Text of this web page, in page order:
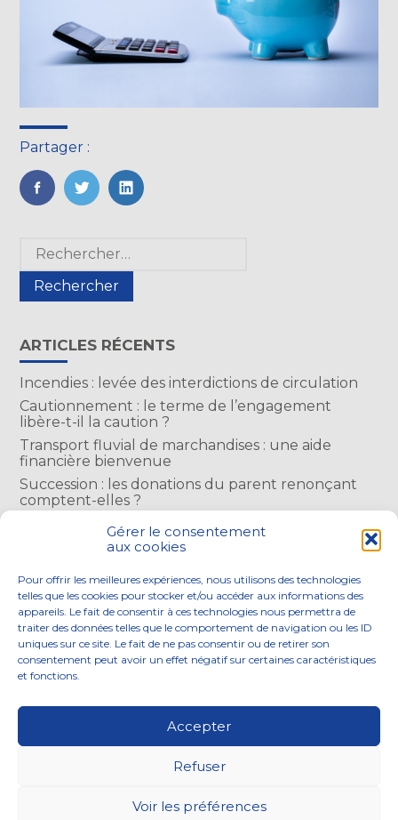
Gérer le consentement
aux cookies
Pour offrir les meilleures expériences, nous utilisons des technologies
telles que les cookies pour stocker et/ou accéder aux informations des
appareils. Le fait de consentir à ces technologies nous permettra de
traiter des données telles que le comportement de navigation ou les ID
uniques sur ce site. Le fait de ne pas consentir ou de retirer son
consentement peut avoir un effet négatif sur certaines caractéristiques
et fonctions.
Accepter
Refuser
Voir les préférences
Partager :
FaceBook
TwitterLinkedIn
Blog
sidebar
Rechercher :
ARTICLES RÉCENTS
Incendies : levée des interdictions de circulation
Cautionnement : le terme de l’engagement
libère-t-il la caution ?
Transport fluvial de marchandises : une aide
financière bienvenue
Succession : les donations du parent renonçant
comptent-elles ?
Encadrement des loyers : une année de plus
COMMENTAIRES RÉCENTS
FooterNOS ENGAGEMENTS
SOLUTIONS NUMÉRIQUES
ACTUALITÉS
NOUS REJOINDRE
CONTACTEZ-NOUS